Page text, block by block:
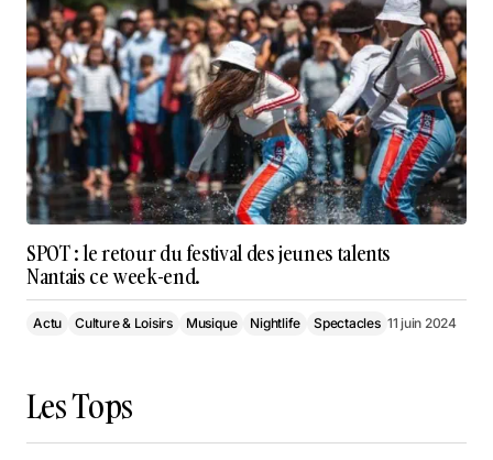
SPOT : le retour du festival des jeunes talents
Nantais ce week-end.
Actu Culture & Loisirs Musique Nightlife Spectacles 11 juin 2024
Les Tops